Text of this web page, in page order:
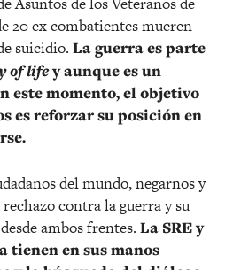
20 ex combatientes mueren
suicidio. La guerra es parte
of lifey aunque es un
este momento, el objetivo
es reforzar su posición en
del mundo, negarnos y
contra la guerra y su
ambos frentes. La SRE y
tienen en sus manos